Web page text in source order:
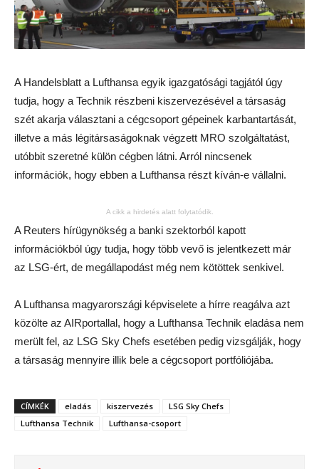
A Handelsblatt a Lufthansa egyik igazgatósági tagjától úgy
tudja, hogy a Technik részbeni kiszervezésével a társaság
szét akarja választani a cégcsoport gépeinek karbantartását,
illetve a más légitársaságoknak végzett MRO szolgáltatást,
utóbbit szeretné külön cégben látni. Arról nincsenek
információk, hogy ebben a Lufthansa részt kíván-e vállalni.
A cikk a hirdetés alatt folytatódik.
A Reuters hírügynökség a banki szektorból kapott
információkból úgy tudja, hogy több vevő is jelentkezett már
az LSG-ért, de megállapodást még nem kötöttek senkivel.
A Lufthansa magyarországi képviselete a hírre reagálva azt
közölte az AIRportallal, hogy a Lufthansa Technik eladása nem
merült fel, az LSG Sky Chefs esetében pedig vizsgálják, hogy
a társaság mennyire illik bele a cégcsoport portfóliójába.
CÍMKÉK eladás kiszervezés
LSG Sky Chefs
Lufthansa Technik
Lufthansa-csoport